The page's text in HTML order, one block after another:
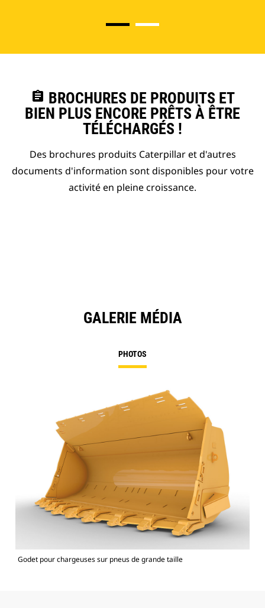
assignment BROCHURES DE PRODUITS ET
BIEN PLUS ENCORE PRÊTS À ÊTRE
TÉLÉCHARGÉS !
Des brochures produits Caterpillar et d'autres
documents d'information sont disponibles pour votre
activité en pleine croissance.
GALERIE MÉDIA
PHOTOS
Godet pour chargeuses sur pneus de grande taille